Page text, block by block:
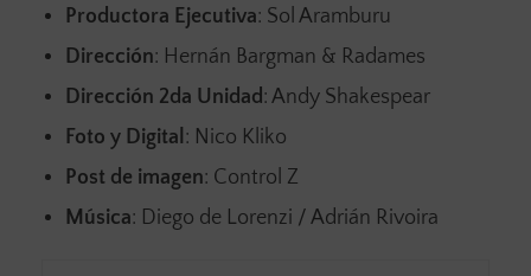
Productora Ejecutiva: Sol Aramburu
Dirección: Hernán Bargman & Radames
Dirección 2da Unidad: Andy Shakespear
Foto y Digital : Nico Kliko
Post de imagen: Control Z
Música: Diego de Lorenzi / Adrián Rivoira